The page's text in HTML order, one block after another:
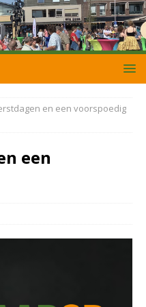
en een voorspoedig
een